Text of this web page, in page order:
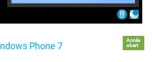
Phone 7
Accés
obert